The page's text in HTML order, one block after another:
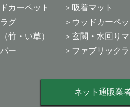
カーペット
グ
竹・い草）
ー
吸着マット
ウッドカーペッ
玄関・水回りマ
ファブリック
ネット通販業